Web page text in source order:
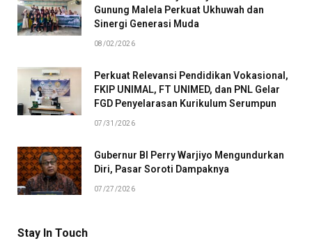
Gunung Malela Perkuat Ukhuwah dan
Sinergi Generasi Muda
08/02/2026
Perkuat Relevansi Pendidikan Vokasional,
FKIP UNIMAL, FT UNIMED, dan PNL Gelar
FGD Penyelarasan Kurikulum Serumpun
07/31/2026
Gubernur BI Perry Warjiyo Mengundurkan
Diri, Pasar Soroti Dampaknya
07/27/2026
Stay In Touch